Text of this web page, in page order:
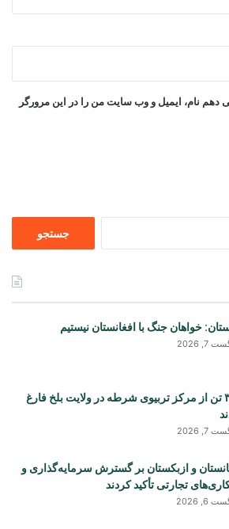
دهم نام، ایمیل و وب سایت من را در این مرورگر
خواهان جنگ با افغانستان نیستیم
7, 2026
۳۳۷ تن از مرکز تربیوی شرطه در ولایت بلخ فارغ
7, 2026
و ازبکستان بر گسترش سرمایه‌گذاری و
تجارتی تأکید کردند
6, 2026